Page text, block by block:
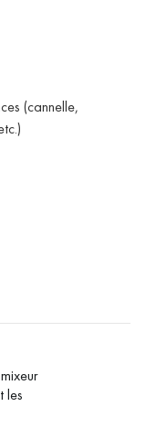
(cannelle,
les